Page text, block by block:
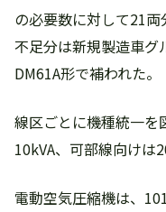
の必要数に対して21両
不足分は新規製造車グ
DM61A形で補われた。
線区ごとに機種統一を
10kVA、可部線向けは
電動空気圧縮機は、